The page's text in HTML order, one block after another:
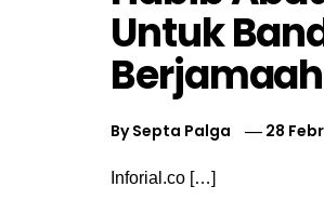
Untuk
Berjamaah
BySepta Palga 28
Inforial.co […]